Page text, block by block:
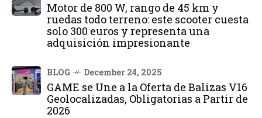
Motor de 800 W, rango de 45 km y
ruedas todo terreno: este scooter cuesta
solo 300 euros y representa una
adquisición impresionante
BLOG December 24, 2025
GAME se Une a la Oferta de Balizas V16
Geolocalizadas, Obligatorias a Partir de
2026